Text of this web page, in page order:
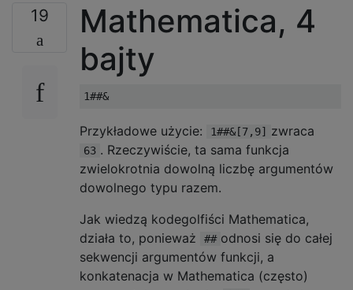
qs z xw xw xw xw z qs
expand_loop:
xw xw xw xw z qs k I qs
test: qs bZ (extract_end)
qs xw yQ (test_not_first) hd xw
test_not_first: k I vp qs k I qs
xw Xj (dec_expand)
hd hd z Kz (test)                           If
19
Mathematica, 4
bajty
Przykładowe użycie: 1##&[7,9] zwraca
63 . Rzeczywiście, ta sama funkcja
zwielokrotnia dowolną liczbę argumentów
dowolnego typu razem.
Jak wiedzą kodegolfiści Mathematica,
działa to, ponieważ
## odnosi się do całej
sekwencji argumentów funkcji, a
konkatenacja w Mathematica (często)